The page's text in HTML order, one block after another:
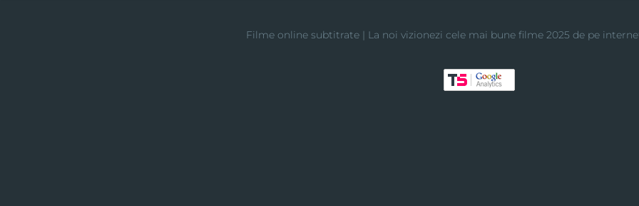
Filme online subtitrate | La noi vizionezi cele mai bune filme 2025 de pe